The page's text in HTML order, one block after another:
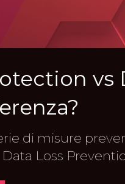
vs
di misure
Loss